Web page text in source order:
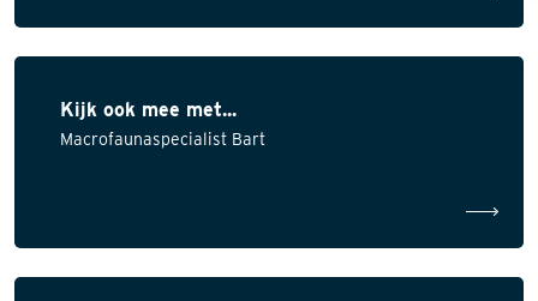
Kijk ook mee met...
Macrofaunaspecialist Bart